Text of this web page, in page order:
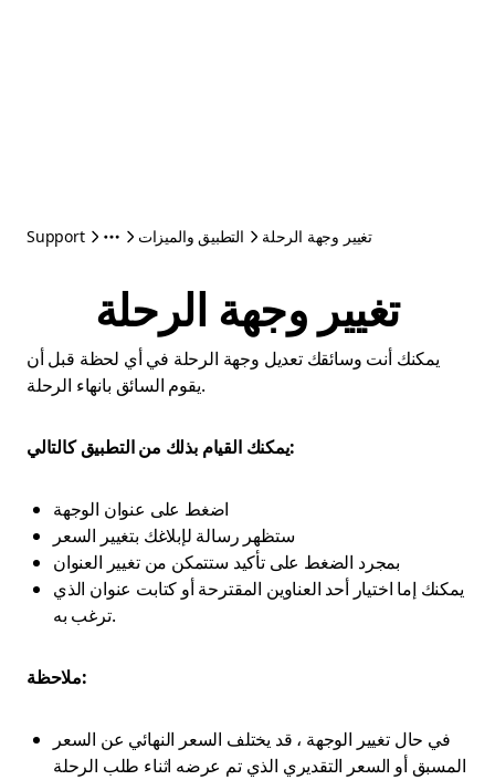
Support التطبيق والميزات تغيير وجهة الرحلة
تغيير وجهة الرحلة
يمكنك أنت وسائقك تعديل وجهة الرحلة في أي لحظة قبل أن
يقوم السائق بانهاء الرحلة.
يمكنك القيام بذلك من التطبيق كالتالي:
اضغط على عنوان الوجهة
ستظهر رسالة لإبلاغك بتغيير السعر
بمجرد الضغط على تأكيد ستتمكن من تغيير العنوان
يمكنك إما اختيار أحد العناوين المقترحة أو كتابت عنوان الذي
ترغب به.
ملاحظة:
في حال تغيير الوجهة ، قد يختلف السعر النهائي عن السعر
المسبق أو السعر التقديري الذي تم عرضه اثناء طلب الرحلة